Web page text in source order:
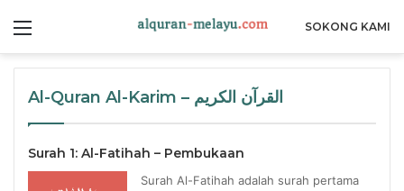
SOKONG KAMI
Al-Quran Al-Karim – القرآن الكريم
Surah 1: Al-Fatihah – Pembukaan
Surah Al-Fatihah adalah surah pertama